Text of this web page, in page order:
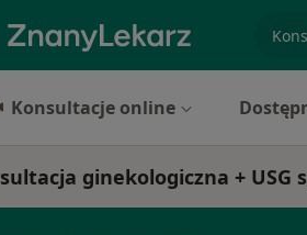
Konsultacje online
ginekologiczna + USG